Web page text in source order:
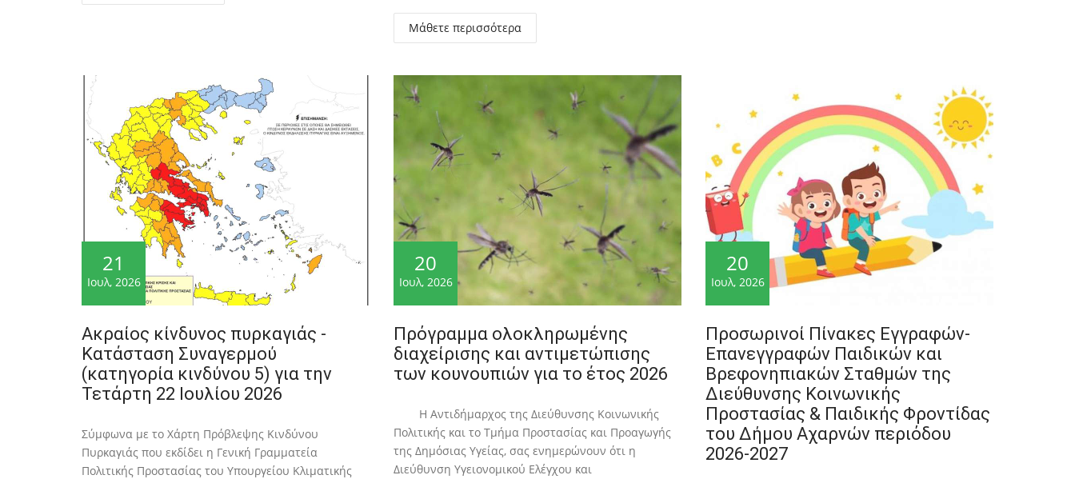
Μάθετε περισσότερα
21
Ιουλ, 2026
Ακραίος κίνδυνος πυρκαγιάς -
Κατάσταση Συναγερμού
(κατηγορία κινδύνου 5) για την
Τετάρτη 22 Ιουλίου 2026
Σύμφωνα με το Χάρτη Πρόβλεψης Κινδύνου
Πυρκαγιάς που εκδίδει η Γενική Γραμματεία
Πολιτικής Προστασίας του Υπουργείου Κλιματικής
20
Ιουλ, 2026
Πρόγραμμα ολοκληρωμένης
διαχείρισης και αντιμετώπισης
των κουνουπιών για το έτος 2026
Η Αντιδήμαρχος της Διεύθυνσης Κοινωνικής
Πολιτικής και το Τμήμα Προστασίας και Προαγωγής
της Δημόσιας Υγείας, σας ενημερώνουν ότι η
Διεύθυνση Υγειονομικού Ελέγχου και
20
Ιουλ, 2026
Προσωρινοί Πίνακες Εγγραφών-
Επανεγγραφών Παιδικών και
Βρεφονηπιακών Σταθμών της
Διεύθυνσης Κοινωνικής
Προστασίας & Παιδικής Φροντίδας
του Δήμου Αχαρνών περιόδου
2026-2027